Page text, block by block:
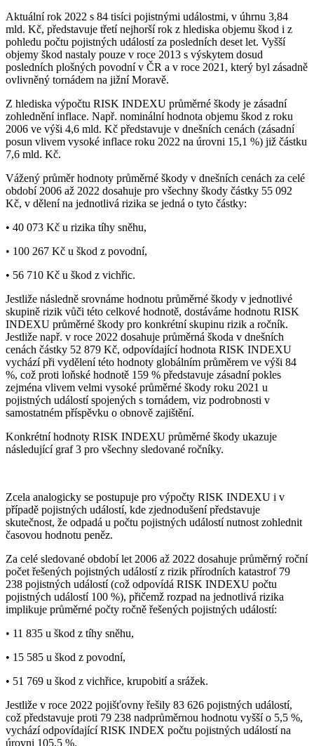
Aktuální rok 2022 s 84 tisíci pojistnými událostmi, v úhrnu 3,84
mld. Kč, představuje třetí nejhorší rok z hlediska objemu škod i z
pohledu počtu pojistných událostí za posledních deset let. Vyšší
objemy škod nastaly pouze v roce 2013 s výskytem dosud
posledních plošných povodní v ČR a v roce 2021, který byl zásadně
ovlivněný tornádem na jižní Moravě.
Z hlediska výpočtu RISK INDEXU průměrné škody je zásadní
zohlednění inflace. Např. nominální hodnota objemu škod z roku
2006 ve výši 4,6 mld. Kč představuje v dnešních cenách (zásadní
posun vlivem vysoké inflace roku 2022 na úrovni 15,1 %) již částku
7,6 mld. Kč.
Vážený průměr hodnoty průměrné škody v dnešních cenách za celé
období 2006 až 2022 dosahuje pro všechny škody částky 55 092
Kč, v dělení na jednotlivá rizika se jedná o tyto částky:
• 40 073 Kč u rizika tíhy sněhu,
• 100 267 Kč u škod z povodní,
• 56 710 Kč u škod z vichřic.
Jestliže následně srovnáme hodnotu průměrné škody v jednotlivé
skupině rizik vůči této celkové hodnotě, dostáváme hodnotu RISK
INDEXU průměrné škody pro konkrétní skupinu rizik a ročník.
Jestliže např. v roce 2022 dosahuje průměrná škoda v dnešních
cenách částky 52 879 Kč, odpovídající hodnota RISK INDEXU
vychází při vydělení této hodnoty globálním průměrem ve výši 84
%, což proti loňské hodnotě 159 % představuje zásadní pokles
zejména vlivem velmi vysoké průměrné škody roku 2021 u
pojistných událostí spojených s tornádem, viz podrobnosti v
samostatném příspěvku o obnově zajištění.
Konkrétní hodnoty RISK INDEXU průměrné škody ukazuje
následující graf 3 pro všechny sledované ročníky.
Zcela analogicky se postupuje pro výpočty RISK INDEXU i v
případě pojistných událostí, kde zjednodušení představuje
skutečnost, že odpadá u počtu pojistných událostí nutnost zohlednit
časovou hodnotu peněz.
Za celé sledované období let 2006 až 2022 dosahuje průměrný roční
počet řešených pojistných událostí z rizik přírodních katastrof 79
238 pojistných událostí (což odpovídá RISK INDEXU počtu
pojistných událostí 100 %), přičemž rozpad na jednotlivá rizika
implikuje průměrné počty ročně řešených pojistných událostí:
• 11 835 u škod z tíhy sněhu,
• 15 585 u škod z povodní,
• 51 769 u škod z vichřice, krupobití a srážek.
Jestliže v roce 2022 pojišťovny řešily 83 626 pojistných událostí,
což představuje proti 79 238 nadprůměrnou hodnotu vyšší o 5,5 %,
vychází odpovídající RISK INDEX počtu pojistných událostí na
úrovni 105,5 %.